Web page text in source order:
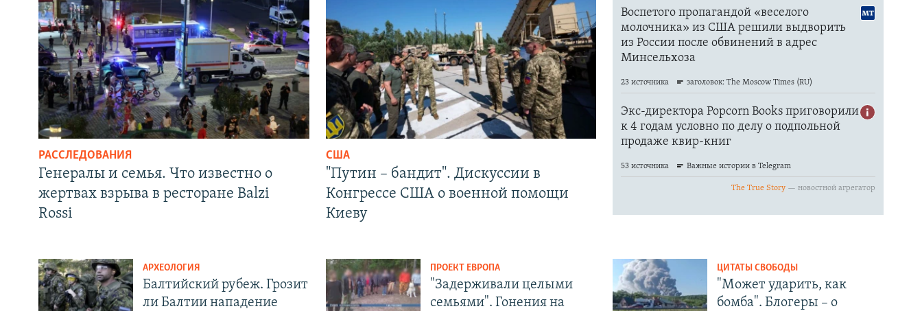
РАССЛЕДОВАНИЯ
Генералы и семья. Что известно о
жертвах взрыва в ресторане Balzi
Rossi
США
"Путин – бандит". Дискуссии в
Конгрессе США о военной помощи
Киеву
АРХЕОЛОГИЯ
Балтийский рубеж. Грозит
ли Балтии нападение
ПРОЕКТ ЕВРОПА
"Задерживали целыми
семьями". Гонения на
ЦИТАТЫ СВОБОДЫ
"Может ударить, как
бомба". Блогеры – о